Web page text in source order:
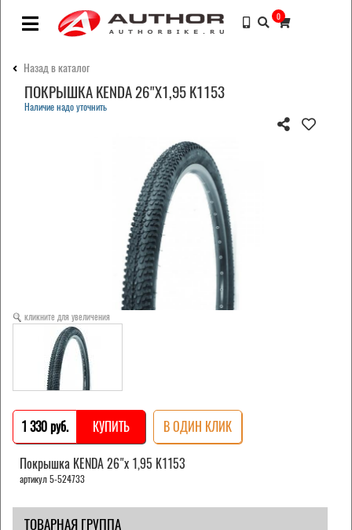
0
Назад в каталог
ПОКРЫШКА KENDA 26"Х1,95 K1153
Наличие надо уточнить
кликните для увеличения
1 330 pуб. КУПИТЬ В ОДИН КЛИК
Покрышка KENDA 26"х 1,95 K1153
артикул 5-524733
ТОВАРНАЯ ГРУППА